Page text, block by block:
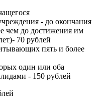
- до окончания
чем до достижения им
70 рублей
пять и более
один или оба
- 150 рублей